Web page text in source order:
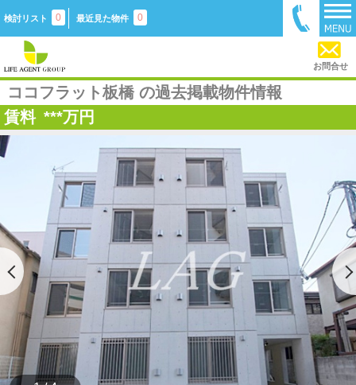
検討リスト 0 最近見た物件 0
お問合せ
ココフラット板橋 の過去掲載物件情報
賃料 ***万円